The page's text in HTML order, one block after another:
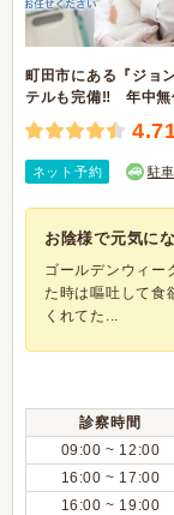
町田市にある『ジョ
テルも完備‼ 年中無
ネット予約 駐
お陰様で元気に
ゴールデンウィー
た時は嘔吐して食
くれてた...
診察時間
09:00 ~ 12:00
16:00 ~ 17:00
16:00 ~ 19:00